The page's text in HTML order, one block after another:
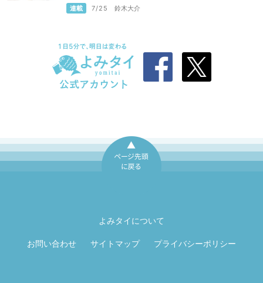
連載 7/25 鈴木大介
よみタイについて
お問い合わせ サイトマップ プライバシーポリシー